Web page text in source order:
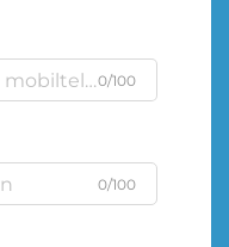
0/100
0/100